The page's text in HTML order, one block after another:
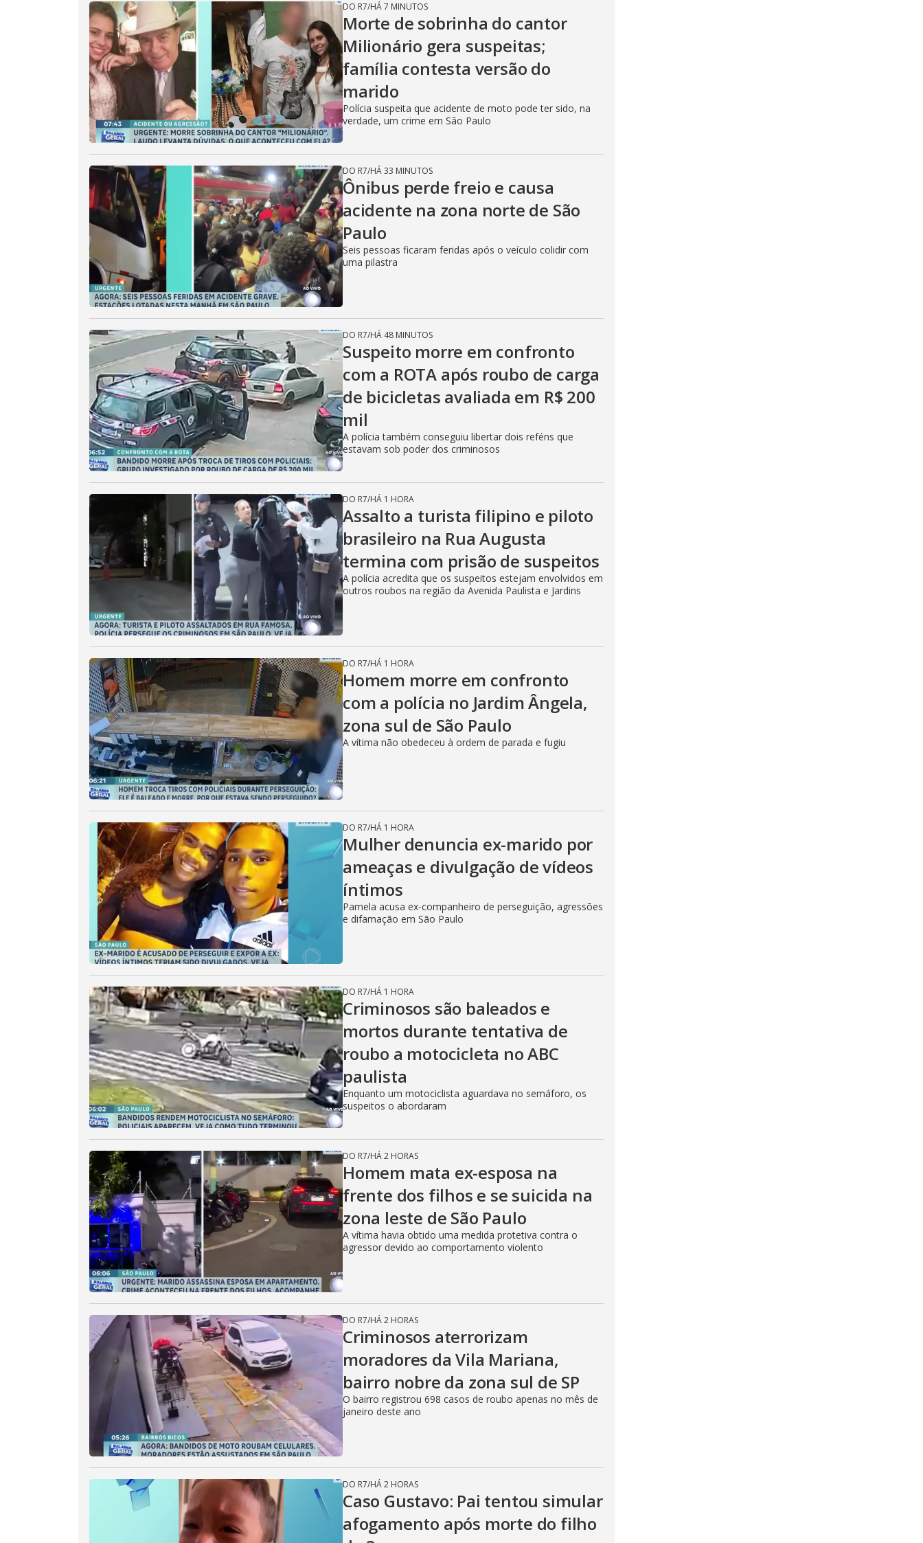
DO R7/HÁ 7 MINUTOS
Morte de sobrinha do cantor
Milionário gera suspeitas;
família contesta versão do
marido
Polícia suspeita que acidente de moto pode ter sido, na
verdade, um crime em São Paulo
DO R7/HÁ 33 MINUTOS
Ônibus perde freio e causa
acidente na zona norte de São
Paulo
Seis pessoas ficaram feridas após o veículo colidir com
uma pilastra
DO R7/HÁ 48 MINUTOS
Suspeito morre em confronto
com a ROTA após roubo de carga
de bicicletas avaliada em R$ 200
mil
A polícia também conseguiu libertar dois reféns que
estavam sob poder dos criminosos
DO R7/HÁ 1 HORA
Assalto a turista filipino e piloto
brasileiro na Rua Augusta
termina com prisão de suspeitos
A polícia acredita que os suspeitos estejam envolvidos em
outros roubos na região da Avenida Paulista e Jardins
DO R7/HÁ 1 HORA
Homem morre em confronto
com a polícia no Jardim Ângela,
zona sul de São Paulo
A vítima não obedeceu à ordem de parada e fugiu
DO R7/HÁ 1 HORA
Mulher denuncia ex-marido por
ameaças e divulgação de vídeos
íntimos
Pamela acusa ex-companheiro de perseguição, agressões
e difamação em São Paulo
DO R7/HÁ 1 HORA
Criminosos são baleados e
mortos durante tentativa de
roubo a motocicleta no ABC
paulista
Enquanto um motociclista aguardava no semáforo, os
suspeitos o abordaram
DO R7/HÁ 2 HORAS
Homem mata ex-esposa na
frente dos filhos e se suicida na
zona leste de São Paulo
A vítima havia obtido uma medida protetiva contra o
agressor devido ao comportamento violento
DO R7/HÁ 2 HORAS
Criminosos aterrorizam
moradores da Vila Mariana,
bairro nobre da zona sul de SP
O bairro registrou 698 casos de roubo apenas no mês de
janeiro deste ano
DO R7/HÁ 2 HORAS
Caso Gustavo: Pai tentou simular
afogamento após morte do filho